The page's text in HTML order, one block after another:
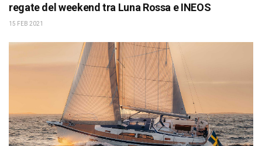
regate del weekend tra Luna Rossa e INEOS
15 FEB 2021